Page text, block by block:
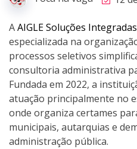
AAIGLE Soluções Integradas
especializada na
processos seletivos
consultoria administrativa
Fundada em 2022, a
atuação principalmente no
onde organiza certames
municipais, autarquias e
administração pública.